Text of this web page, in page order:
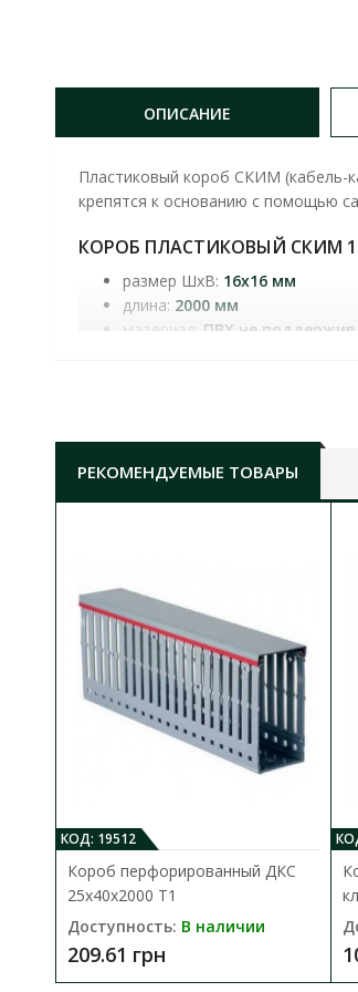
ОПИСАНИЕ
Пластиковый короб СКИМ (кабель-
крепятся к основанию с помощью
КОРОБ ПЛАСТИКОВЫЙ СКИМ
размер ШхВ: 16x16 мм
длина: 2000 мм
материал: ПВХ не
РЕКОМЕНДУЕМЫЕ ТОВАРЫ
КОД: 19512
Короб перфорированный ДКС
25х40х2000 T1
Доступность: В наличии
209.61 грн